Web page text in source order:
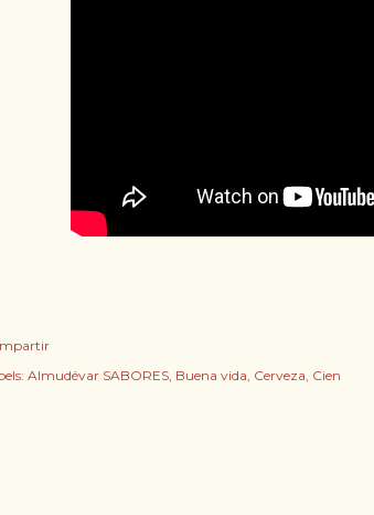
Almudévar SABORES Buena vida Cerveza Cien